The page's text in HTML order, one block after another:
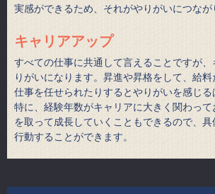
実感ができるため、それがやりがいにつなが
キャリアアップ
すべての仕事に共通して言えることですが
りがいになります。昇進や昇格をして、給
仕事を任せられたりするとやりがいを感じ
特に、経験年数がキャリアに大きく関わっ
を取って成長していくこともできるので、
行動することができます。